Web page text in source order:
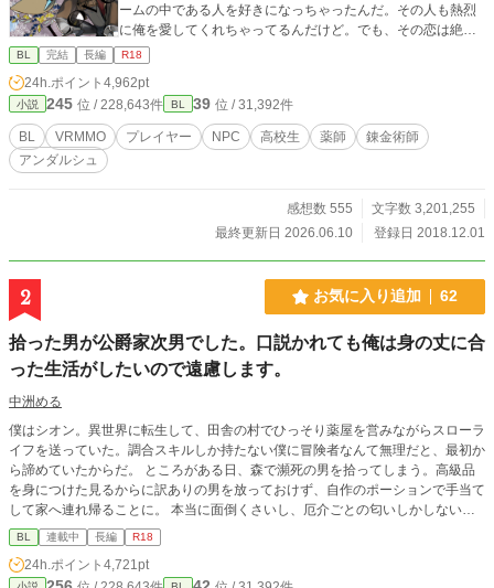
ームの中である人を好きになっちゃったんだ。その人も熱烈
に俺を愛してくれちゃってるんだけど。でも、その恋は絶対
に報われない恋だった。 ゲームの中に入りこんじゃった的な
話ではありません。ちゃんとログアウトできるしデスゲーム
でもありません。そして主人公俺Tueeeeもありません。 本
編完結しました。他サイトにも掲載中
BL 完結 長編 R18
24h.ポイント 4,962pt
小説 245 位 / 228,643件 BL 39 位 / 31,392件
BL VRMMO プレイヤー NPC 高校生 薬師
錬金術師
アンダルシュ
感想数 555
文字数 3,201,255
最終更新日 2026.06.10
登録日 2018.12.01
2 お気に入り追加 62
拾った男が公爵家次男でした。口説かれても俺は身の丈に合
った生活がしたいので遠慮します。
中洲める
僕はシオン。異世界に転生して、田舎の村でひっそり薬屋を営みながらスローラ
イフを送っていた。調合スキルしか持たない僕に冒険者なんて無理だと、最初か
ら諦めていたからだ。 ところがある日、森で瀕死の男を拾ってしまう。高級品
を身につけた見るからに訳ありの男を放っておけず、自作のポーションで手当て
して家へ連れ帰ることに。 本当に面倒くさいし、厄介ごとの匂いしかしない。
でも見捨てられなかったんだから仕方ない。 その出会いが僕の平穏な日常を大
きく揺るがしていくなんて、わかってたけど――平凡な日常を返せ！ ムーンラ
イトにも同時掲載中。 毎日更新。 Rには＊がついています。
BL 連載中 長編 R18
24h.ポイント 4,721pt